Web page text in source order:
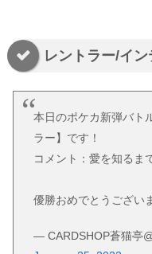
レントラー/イ
本日のポケカ新弾バト
ラー】です！
コメント：愛を知るま
優勝おめでとうござい
— CARDSHOP蒼猫亭